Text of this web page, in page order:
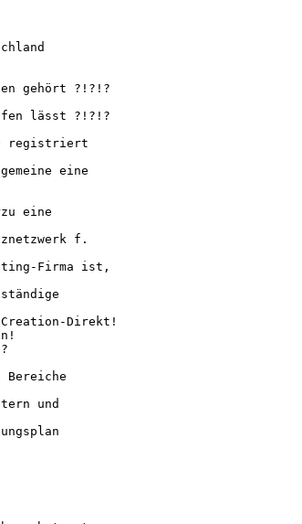
gehört ?!?!?
lässt ?!?!?
registriert
eine
eine
f.
Firma ist,
Direkt!
Bereiche
und